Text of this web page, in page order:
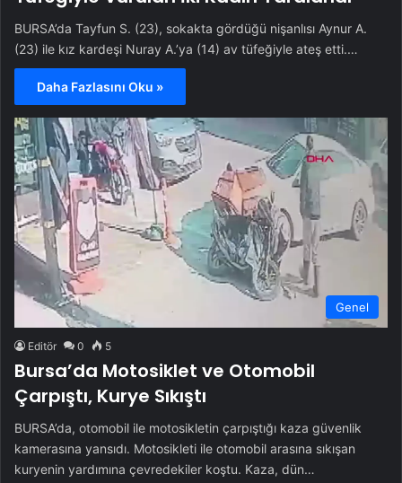
BURSA’da Tayfun S. (23), sokakta gördüğü nişanlısı Aynur A.
(23) ile kız kardeşi Nuray A.’ya (14) av tüfeğiyle ateş etti.…
Daha Fazlasını Oku »
Genel
Editör 0 5
Bursa’da Motosiklet ve Otomobil
Çarpıştı, Kurye Sıkıştı
BURSA’da, otomobil ile motosikletin çarpıştığı kaza güvenlik
kamerasına yansıdı. Motosikleti ile otomobil arasına sıkışan
kuryenin yardımına çevredekiler koştu. Kaza, dün…